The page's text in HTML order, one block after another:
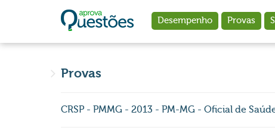
Desempenho Provas
Provas
CRSP - PMMG - 2013 - PM-MG - Oficial de